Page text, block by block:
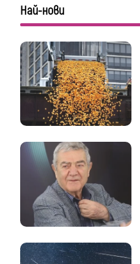
Най-нови